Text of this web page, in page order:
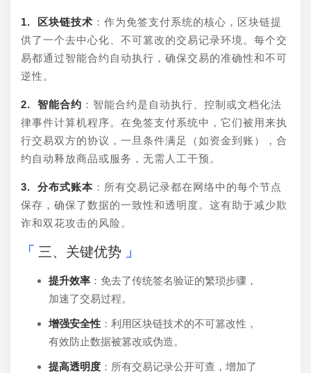
1. 区块链技术 ：作为免签支付系统的核心，区块链提
供了一个去中心化、不可篡改的交易记录环境。每个交
易都通过智能合约自动执行，确保交易的准确性和不可
逆性。
2. 智能合约 ：智能合约是自动执行、控制或文档化法
律事件计算机程序。在免签支付系统中，它们被用来执
行交易双方的协议，一旦条件满足（如资金到账），合
约自动释放商品或服务，无需人工干预。
3. 分布式账本 ：所有交易记录都在网络中的每个节点
保存，确保了数据的一致性和透明度。这有助于减少欺
诈和双花攻击的风险。
三、关键优势
提升效率 ：免去了传统签名验证的繁琐步骤，
加速了交易过程。
增强安全性 ：利用区块链技术的不可篡改性，
有效防止数据被篡改或伪造。
提高透明度 ：所有交易记录公开可查，增加了